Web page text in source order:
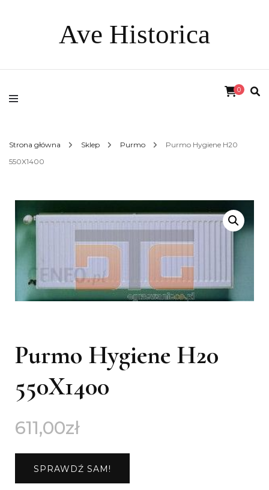
Ave Historica
0
Strona główna Sklep Purmo
Purmo Hygiene H20
550X1400
Purmo Hygiene H20
550X1400
611,00zł
SPRAWDŹ SAM!